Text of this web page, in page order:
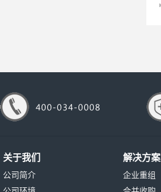
关于我们
公司简介
解决方案
企业重组